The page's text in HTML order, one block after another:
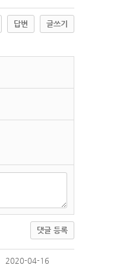
답변 글쓰기
댓글 등록
2020-04-16